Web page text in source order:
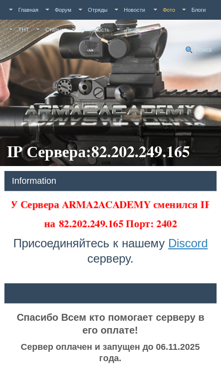
Главная Форум Отряды Новости Фото Блоги
ТНТ Статьи Активность Люди
Поиск
IP Сервера:82.202.249.165
Information
У Сервера ARMA2ACADEMY сменился IP
на82.202.249.165 Порт: 2402
Присоединяйтесь к нашему Discord
серверу.
Спасибо Всем кто помогает серверу в
его оплате!
Сервер оплачен и запущен до 06.11.2025
года.